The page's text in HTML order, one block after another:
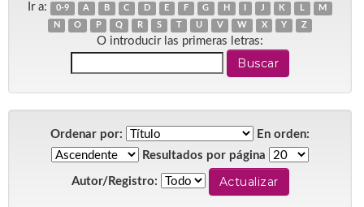
Ir a: 0-9 A B C D E F G H J K L
M
N
O P Q R S U V W X Y Z
O introducir las primeras letras:
Ordenar por:
En orden:
Resultados por página
Autor/Registro: